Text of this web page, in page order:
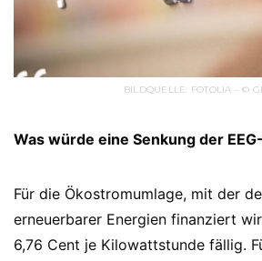
BILDQUELLE: FOTOLIA – ©
Was würde eine Senkung der
Für die Ökostromumlage, mit der
erneuerbarer Energien finanziert
6,76 Cent je Kilowattstunde fällig.